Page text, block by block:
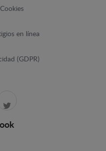
en línea
(GDPR)